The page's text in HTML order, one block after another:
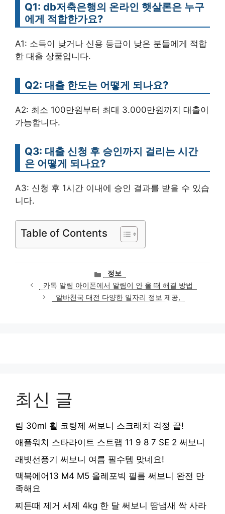
Q1: db저축은행의 온라인 햇살론은 누구
에게 적합한가요?
A1: 소득이 낮거나 신용 등급이 낮은 분들에게 적합
한 대출 상품입니다.
Q2: 대출 한도는 어떻게 되나요?
A2: 최소 100만원부터 최대 3.000만원까지 대출이
가능합니다.
Q3: 대출 신청 후 승인까지 걸리는 시간
은 어떻게 되나요?
A3: 신청 후 1시간 이내에 승인 결과를 받을 수 있습
니다.
Table of Contents
카
테
고
리
정보
카톡 알림 아이폰에서 알림이 안 올 때 해결 방법
알바천국 대전 다양한 일자리 정보 제공,
최신 글
림 30ml 휠 코팅제 써보니 스크래치 걱정 끝!
애플워치 스타라이트 스트랩 11 9 8 7 SE 2 써보니
래빗선풍기 써보니 여름 필수템 맞네요!
맥북에어13 M4 M5 올레포빅 필름 써보니 완전 만
족해요
찌든때 제거 세제 4kg 한 달 써보니 땀냄새 싹 사라